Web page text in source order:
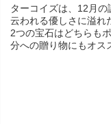
ターコイズは、12月
云われる優しさに溢れ
2つの宝石はどちらも
分への贈り物にもオス